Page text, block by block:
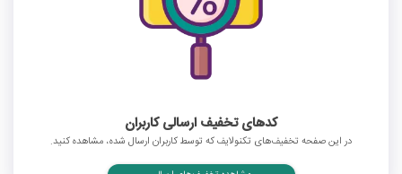
کدهای تخفیف ارسالی کاربران
در این صفحه تخفیف‌های تکنولایف که توسط کاربران ارسال شده، مشاهده کنید.